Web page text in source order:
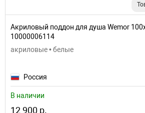
Акриловый поддон для душа Wemor
10000006114
акриловые • белые
Россия
В наличии
12 900 р.